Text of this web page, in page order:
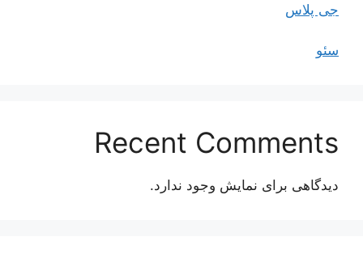
جی پلاس
سئو
Recent Comments
دیدگاهی برای نمایش وجود ندارد.